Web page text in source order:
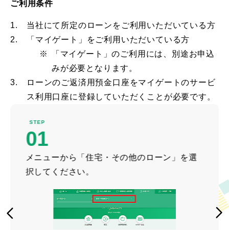
ご利用条件
1.
当社にて所定のローンをご利用いただいている方
2.
「マイゲート」をご利用いただいている方
※
「マイゲート」のご利用には、別途お申込
みが必要となります。
3.
ローンのご返済用預金口座をマイゲートのサービ
ス利用口座に登録していただくことが必要です。
STEP
01
メニューから「住宅・その他のローン」を選
択してください。